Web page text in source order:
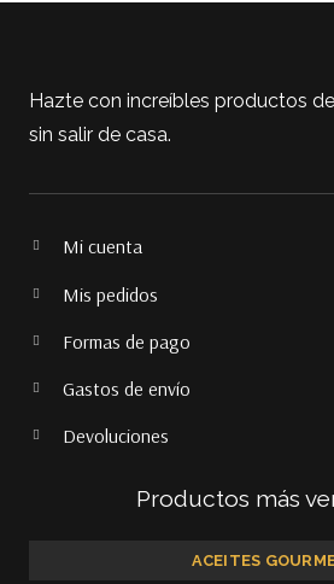
Hazte con increíbles productos
sin salir de casa.
Mi cuenta
Mis pedidos
Formas de pago
Gastos de envío
Devoluciones
Productos más
ACEITES